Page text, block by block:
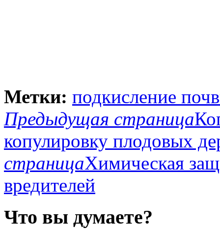
Метки: подкисление
Предыдущая страница
копулировку плодовых
страницаХимическая
вредителей
Что вы думаете?